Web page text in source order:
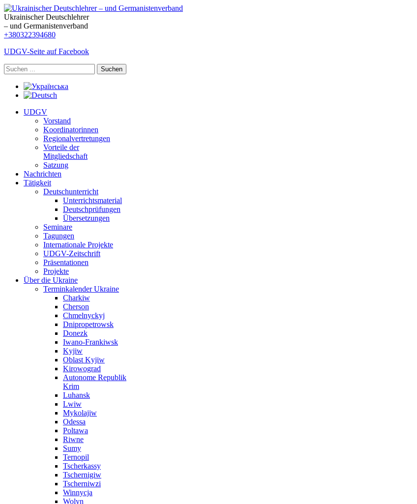
Ukrainischer Deutschlehrer
– und Germanistenverband
+380322394680
UDGV-Seite auf Facebook
Suchen
UDGV
Vorstand
Koordinatorinnen
Regionalvertretungen
Vorteile der
Mitgliedschaft
Satzung
Nachrichten
Tätigkeit
Deutschunterricht
Unterrichtsmaterial
Deutschprüfungen
Übersetzungen
Seminare
Tagungen
Internationale Projekte
UDGV-Zeitschrift
Präsentationen
Projekte
Über die Ukraine
Terminkalender Ukraine
Charkiw
Cherson
Chmelnyckyj
Dnipropetrowsk
Donezk
Iwano-Frankiwsk
Kyjiw
Oblast Kyjiw
Kirowograd
Autonome Republik
Krim
Luhansk
Lwiw
Mykolajiw
Odessa
Poltawa
Riwne
Sumy
Ternopil
Tscherkassy
Tschernigiw
Tscherniwzi
Winnycja
Wolyn